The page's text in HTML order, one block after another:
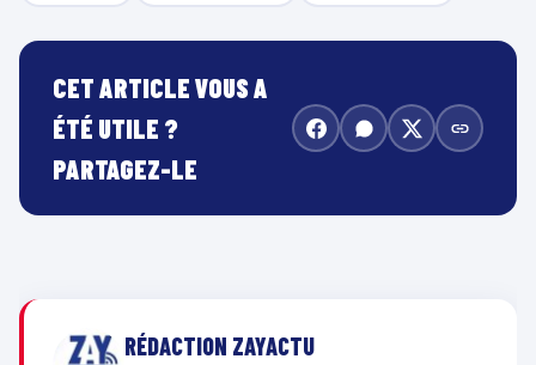
CET ARTICLE VOUS A
ÉTÉ UTILE ?
PARTAGEZ-LE
RÉDACTION ZAYACTU